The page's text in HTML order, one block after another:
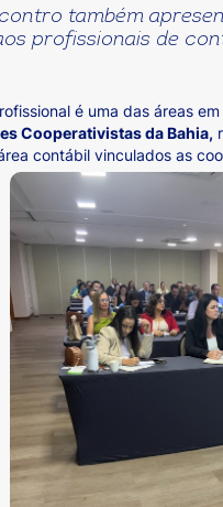
também
profissionais de
é uma das áreas
Cooperativistas da Bahia,
contábil vinculados as